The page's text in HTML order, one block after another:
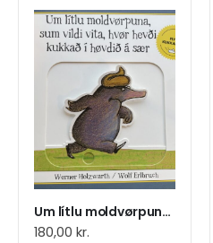
Um lítlu moldvørpuna, sum vildi vita, hvør hevði kukkað í høvdið á sær
180,00 kr.